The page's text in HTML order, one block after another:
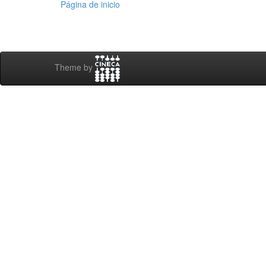
Página de inicio
Theme by